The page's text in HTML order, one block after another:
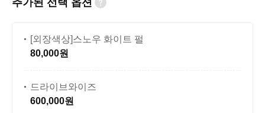
[외장색상]스노우 화이트 펄
80,000원
드라이브와이즈
600,000원